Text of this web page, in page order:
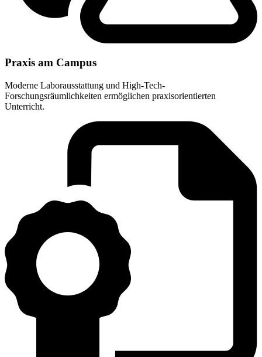
Praxis am Campus
Moderne Laborausstattung und High-Tech-
Forschungsräumlichkeiten ermöglichen praxisorientierten
Unterricht.